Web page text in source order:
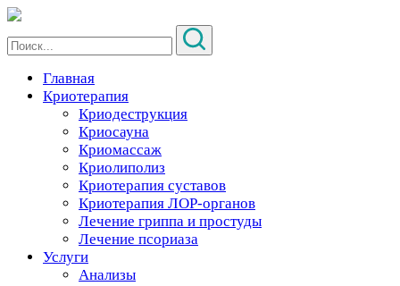
Главная
Криотерапия
Криодеструкция
Криосауна
Криомассаж
Криолиполиз
Криотерапия суставов
Криотерапия ЛОР-органов
Лечение гриппа и простуды
Лечение псориаза
Услуги
Анализы